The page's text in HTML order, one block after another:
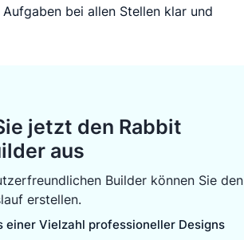
bei allen Stellen klar und
jetzt den Rabbit
aus
Builder können Sie den
erstellen.
einer Vielzahl professioneller Designs